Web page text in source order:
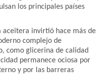
los principales países
aceitera invirtió hace más de
complejo de
como glicerina de calidad
permanece ociosa por
y por las barreras